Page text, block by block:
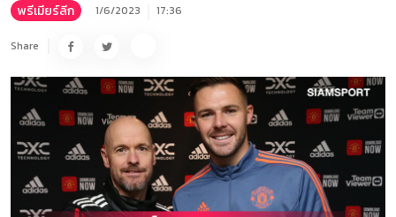
พรีเมียร์ลีก 1/6/2023 17:36
Share